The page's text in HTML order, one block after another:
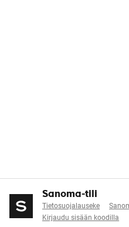
Sanoma-tili
Tietosuojalauseke
Kirjaudu sisään koodilla